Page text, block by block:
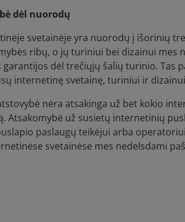
dėl nuorodų
svetainėje yra nuorodų į išorinių
ribų, o jų turiniui bei dizainui mes
garantijos dėl trečiųjų šalių turinio. Tas
internetinę svetainę, turiniui ir
nėra atsakinga už bet kokio
Atsakomybė už susietų internetinių
paslaugų teikėjui arba
svetainėse mes nedelsdami